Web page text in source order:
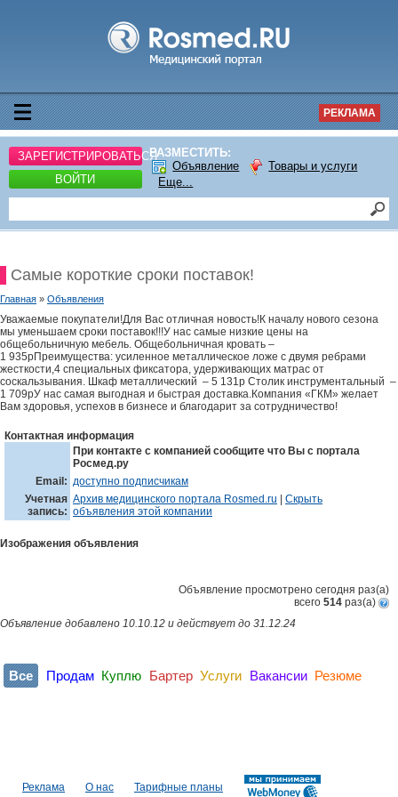
РЕКЛАМА
ЗАРЕГИСТРИРОВАТЬСЯ
ВОЙТИ
РАЗМЕСТИТЬ:
Объявление
Товары и услуги
Еще...
Самые короткие сроки поставок!
Главная » Объявления
Уважаемые покупатели!Для Вас отличная новость!К началу нового сезона
мы уменьшаем сроки поставок!!!У нас самые низкие цены на
общебольничную мебель. Общебольничная кровать –
1 935рПреимущества: усиленное металлическое ложе с двумя ребрами
жесткости,4 специальных фиксатора, удерживающих матрас от
соскальзывания. Шкаф металлический – 5 131р Столик инструментальный –
1 709рУ нас самая выгодная и быстрая доставка.Компания «ГКМ» желает
Вам здоровья, успехов в бизнесе и благодарит за сотрудничество!
Контактная информация
При контакте с компанией сообщите что Вы с портала
Росмед.ру
Email: доступно подписчикам
Учетная
запись:
Архив медицинского портала Rosmed.ru
Скрыть
объявления этой компании
Изображения объявления
Объявление просмотрено сегодня раз(a)
всего 514 раз(a)
Объявление добавлено 10.10.12 и действует до 31.12.24
Все Продам Куплю Бартер Услуги Вакансии Резюме
Реклама О нас Тарифные планы